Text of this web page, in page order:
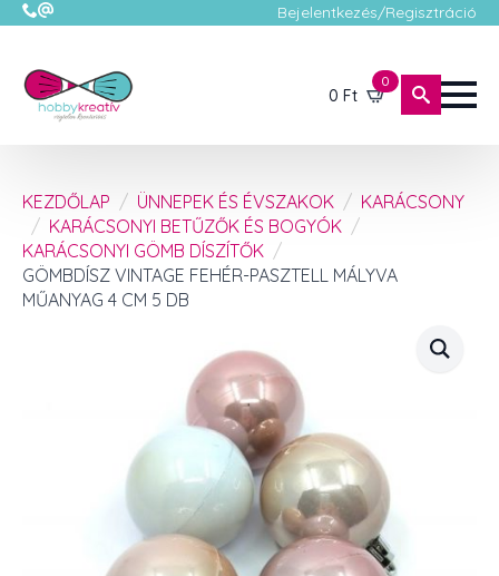
Bejelentkezés/Regisztráció
0 Ft
0
KEZDŐLAP ÜNNEPEK ÉS ÉVSZAKOK
KARÁCSONY
KARÁCSONYI BETŰZŐK ÉS BOGYÓK
KARÁCSONYI GÖMB DÍSZÍTŐK
GÖMBDÍSZ VINTAGE FEHÉR-PASZTELL MÁLYVA
MŰANYAG 4 CM 5 DB